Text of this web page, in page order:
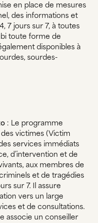
en place de mesures
des informations et
7 jours sur 7, à toutes
toute forme de
disponibles à
sourdes-
: Le programme
victimes (Victim
services immédiats
d’intervention et de
aux membres de
et de tragédies
sur 7. Il assure
vers un large
et de consultations.
associe un conseiller